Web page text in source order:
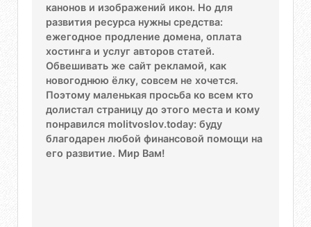
канонов и изображений икон. Но для
развития ресурса нужны средства:
ежегодное продление домена, оплата
хостинга и услуг авторов статей.
Обвешивать же сайт рекламой, как
новогоднюю ёлку, совсем не хочется.
Поэтому маленькая просьба ко всем кто
долистал страницу до этого места и кому
понравился molitvoslov.today: буду
благодарен любой финансовой помощи на
его развитие. Мир Вам!